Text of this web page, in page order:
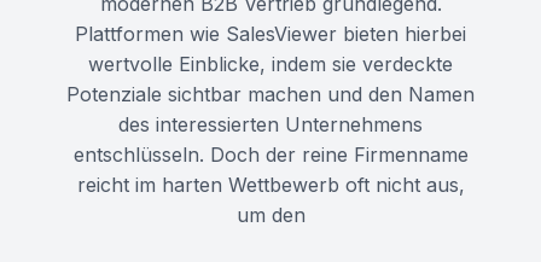
Plattformen wie SalesViewer bieten hierbei
wertvolle Einblicke, indem sie verdeckte
Potenziale sichtbar machen und den Namen
des interessierten Unternehmens
entschlüsseln. Doch der reine Firmenname
reicht im harten Wettbewerb oft nicht aus,
um den